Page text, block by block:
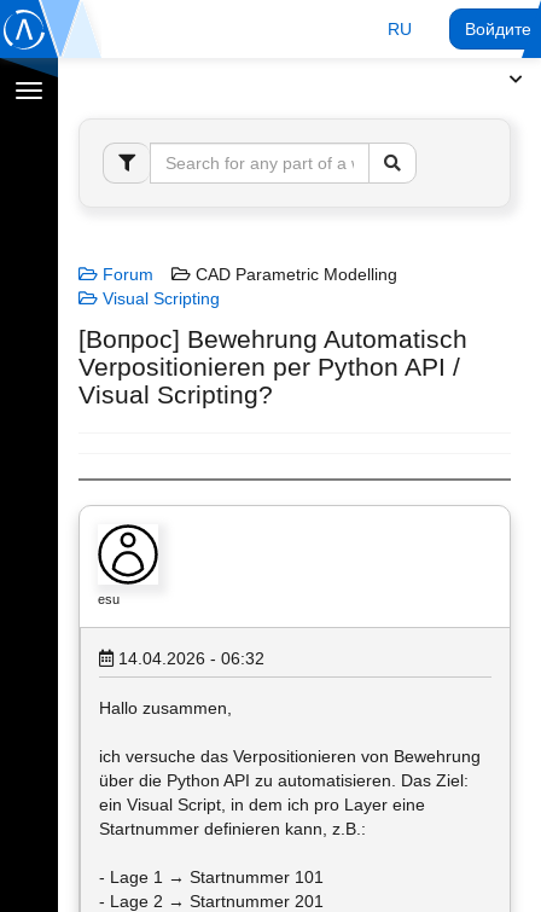
RU Войдите
Переключение
навигации
Forum
CAD Parametric Modelling
Visual Scripting
[Вопрос] Bewehrung Automatisch
Verpositionieren per Python API /
Visual Scripting?
esu
14.04.2026 - 06:32
Hallo zusammen,
ich versuche das Verpositionieren von Bewehrung
über die Python API zu automatisieren. Das Ziel:
ein Visual Script, in dem ich pro Layer eine
Startnummer definieren kann, z.B.:
- Lage 1 → Startnummer 101
- Lage 2 → Startnummer 201